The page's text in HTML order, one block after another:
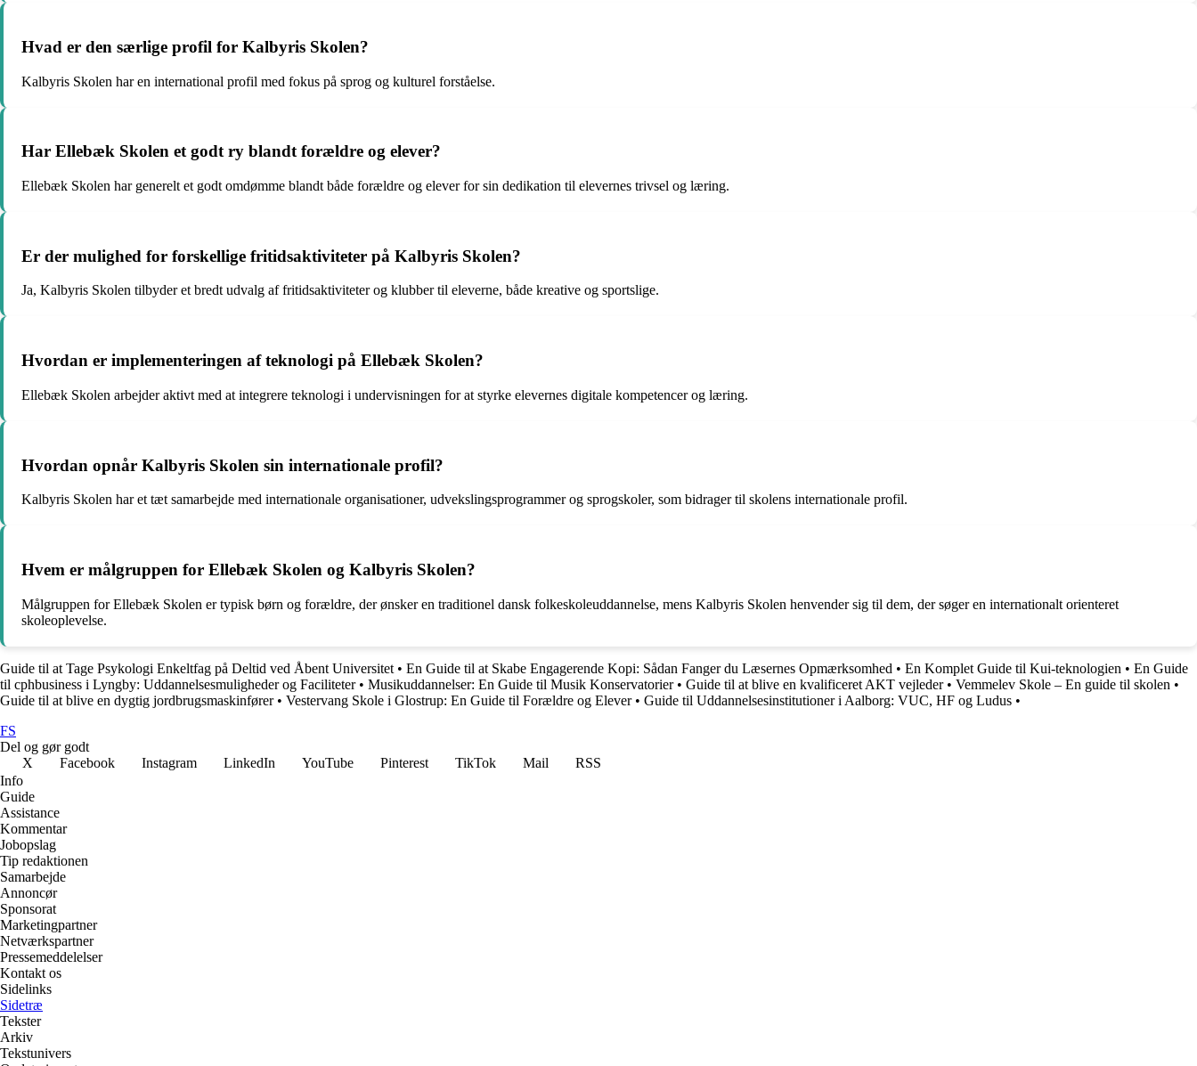
Hvad er den særlige profil for Kalbyris Skolen?
Kalbyris Skolen har en international profil med fokus på sprog og kulturel forståelse.
Har Ellebæk Skolen et godt ry blandt forældre og elever?
Ellebæk Skolen har generelt et godt omdømme blandt både forældre og elever for sin dedikation til elevernes trivsel og læring.
Er der mulighed for forskellige fritidsaktiviteter på Kalbyris Skolen?
Ja, Kalbyris Skolen tilbyder et bredt udvalg af fritidsaktiviteter og klubber til eleverne, både kreative og sportslige.
Hvordan er implementeringen af teknologi på Ellebæk Skolen?
Ellebæk Skolen arbejder aktivt med at integrere teknologi i undervisningen for at styrke elevernes digitale kompetencer og læring.
Hvordan opnår Kalbyris Skolen sin internationale profil?
Kalbyris Skolen har et tæt samarbejde med internationale organisationer, udvekslingsprogrammer og sprogskoler, som bidrager til skolens internationale profil.
Hvem er målgruppen for Ellebæk Skolen og Kalbyris Skolen?
Målgruppen for Ellebæk Skolen er typisk børn og forældre, der ønsker en traditionel dansk folkeskoleuddannelse, mens Kalbyris Skolen henvender sig til dem, der søger en internationalt orienteret
skoleoplevelse.
Guide til at Tage Psykologi Enkeltfag på Deltid ved Åbent Universitet • En Guide til at Skabe Engagerende Kopi: Sådan Fanger du Læsernes Opmærksomhed • En Komplet Guide til Kui-teknologien • En Guide
til cphbusiness i Lyngby: Uddannelsesmuligheder og Faciliteter• Musikuddannelser: En Guide til Musik Konservatorier• Guide til at blive en kvalificeret AKT vejleder• Vemmelev Skole – En guide til skolen •
Guide til at blive en dygtig jordbrugsmaskinfører• Vestervang Skole i Glostrup: En Guide til Forældre og Elever• Guide til Uddannelsesinstitutioner i Aalborg: VUC, HF og Ludus •
FS
Del og gør godt
X
Facebook Instagram LinkedIn YouTube Pinterest TikTok Mail
RSS
Info
Guide
Assistance
Kommentar
Jobopslag
Tip redaktionen
Samarbejde
Annoncør
Sponsorat
Marketingpartner
Netværkspartner
Pressemeddelelser
Kontakt os
Sidelinks
Sidetræ
Tekster
Arkiv
Tekstunivers